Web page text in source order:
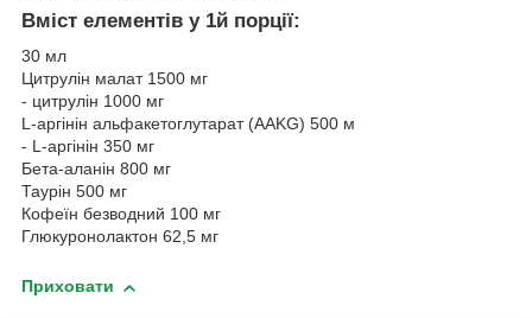
Вміст елементів у 1й порції:
30 мл
Цитрулін малат 1500 мг
- цитрулін 1000 мг
L-аргінін альфакетоглутарат (AAKG) 500 м
- L-аргінін 350 мг
Бета-аланін 800 мг
Таурін 500 мг
Кофеїн безводний 100 мг
Глюкуронолактон 62,5 мг
Приховати